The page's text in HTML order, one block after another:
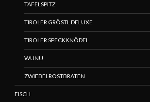
TAFELSPITZ
TIROLER GRÖSTL DELUXE
TIROLER SPECKKNÖDEL
WUNU
ZWIEBELROSTBRATEN
FISCH